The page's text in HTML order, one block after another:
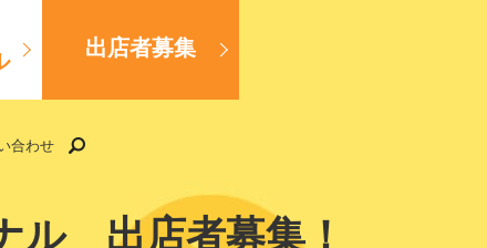
出店者募集
合わせ
ル 出店者募集！